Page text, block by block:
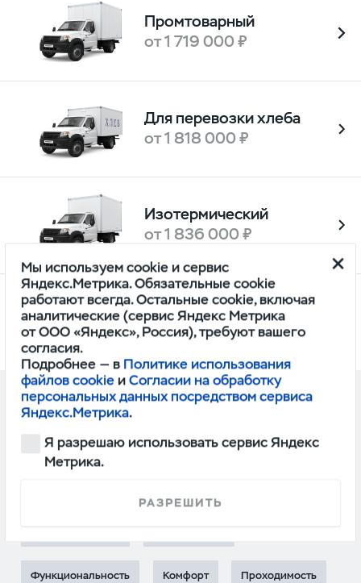
Промтоварный
от 1 719 000 ₽
Для перевозки хлеба
от 1 818 000 ₽
Изотермический
от 1 836 000 ₽
Рефрижератор
от 2 047 500 ₽
ОБЗОРЫ
Все Видео Статьи
Функциональность Комфорт Проходимость
Мы используем cookie и сервис
Яндекс.Метрика. Обязательные cookie
работают всегда. Остальные cookie, включая
аналитические (сервис Яндекс Метрика
от ООО «Яндекс», Россия), требуют вашего
согласия.
Подробнее — в Политике использования
файлов cookie иСогласии на обработку
персональных данных посредством сервиса
Яндекс.Метрика.
Я разрешаю использовать сервис Яндекс
Метрика.
РАЗРЕШИТЬ